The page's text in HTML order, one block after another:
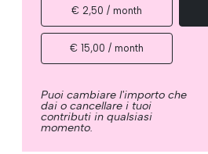
€ 2,50 / month
€ 15,00 / month
Puoi cambiare l'importo che
dai o cancellare i tuoi
contributi in qualsiasi
momento.